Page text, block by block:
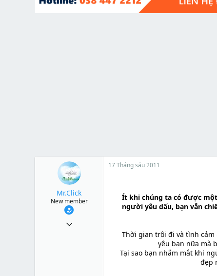
t
Mr.Click
New member
17 Tháng sáu 2011
Ít khi chúng ta có được
người yêu dấu, bạn vẫn
Thời gian trôi đi và tình
yêu bạn nữa mà
Tại sao bạn nhắm mắt khi
đẹp